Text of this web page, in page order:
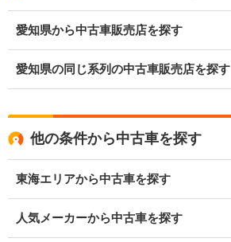
愛知県から中古車販売店を探す
愛知県の同じ系列の中古車販売店を探す
他の条件から中古車を探す
東海エリアから中古車を探す
人気メーカーから中古車を探す